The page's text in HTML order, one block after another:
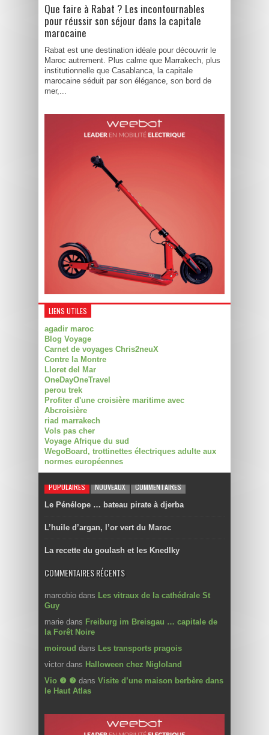
Que faire à Rabat ? Les incontournables
pour réussir son séjour dans la capitale
marocaine
Rabat est une destination idéale pour découvrir le
Maroc autrement. Plus calme que Marrakech, plus
institutionnelle que Casablanca, la capitale
marocaine séduit par son élégance, son bord de
mer,...
LIENS UTILES
agadir maroc
Blog Voyage
Carnet de voyages Chris2neuX
Contre la Montre
Lloret del Mar
OneDayOneTravel
perou trek
Profiter d'une croisière maritime avec
Abcroisière
riad marrakech
Vols pas cher
Voyage Afrique du sud
WegoBoard, trottinettes électriques adulte aux
normes européennes
POPULAIRES NOUVEAUX COMMENTAIRES
Le Pénélope … bateau pirate à djerba
L’huile d’argan, l’or vert du Maroc
La recette du goulash et les Knedlky
COMMENTAIRES RÉCENTS
marcobio dans Les vitraux de la cathédrale St
Guy
marie dans Freiburg im Breisgau … capitale de
la Forêt Noire
moiroud dans Les transports pragois
victor dans Halloween chez Nigloland
Vio ❼ ❼ dans Visite d’une maison berbère dans
le Haut Atlas